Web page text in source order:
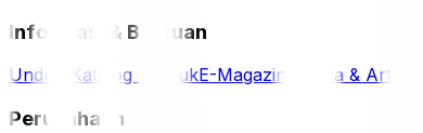
Informasi & Bantuan
Unduh Katalog ProdukE-Magazine Berita & Artikel
Perusahaan